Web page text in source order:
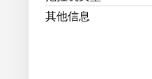
其他信息